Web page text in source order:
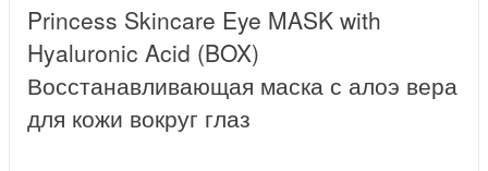
Princess Skincare Eye MASK with
Hyaluronic Acid (BOX)
Восстанавливающая маска с алоэ вера
для кожи вокруг глаз